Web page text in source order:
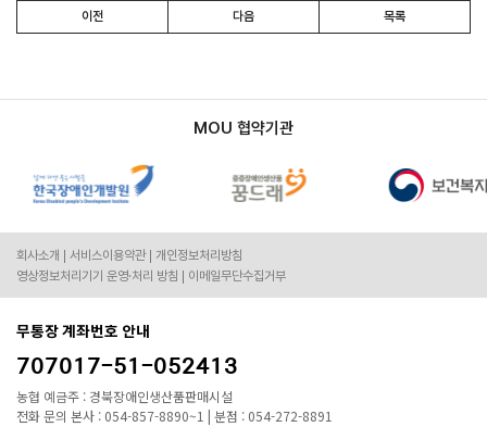
이전 다음 목록
MOU 협약기관
회사소개 서비스이용약관
개인정보처리방침
영상정보처리기기 운영·처리 방침
이메일무단수집거부
무통장 계좌번호 안내
707017-51-052413
농협 예금주 : 경북장애인생산품판매시설
전화 문의 본사 : 054-857-8890~1 | 분점 : 054-272-8891